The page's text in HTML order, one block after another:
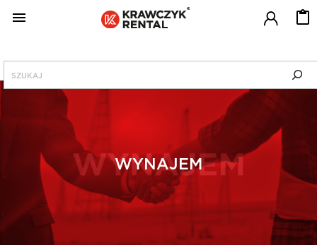

SERWIS
BLOG
WYNAJEM